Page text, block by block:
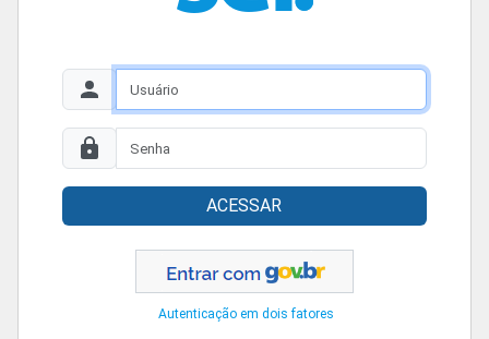
ACESSAR
Autenticação em dois fatores